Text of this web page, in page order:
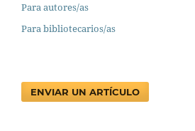
Para autores/as
Para bibliotecarios/as
ENVIAR UN ARTÍCULO